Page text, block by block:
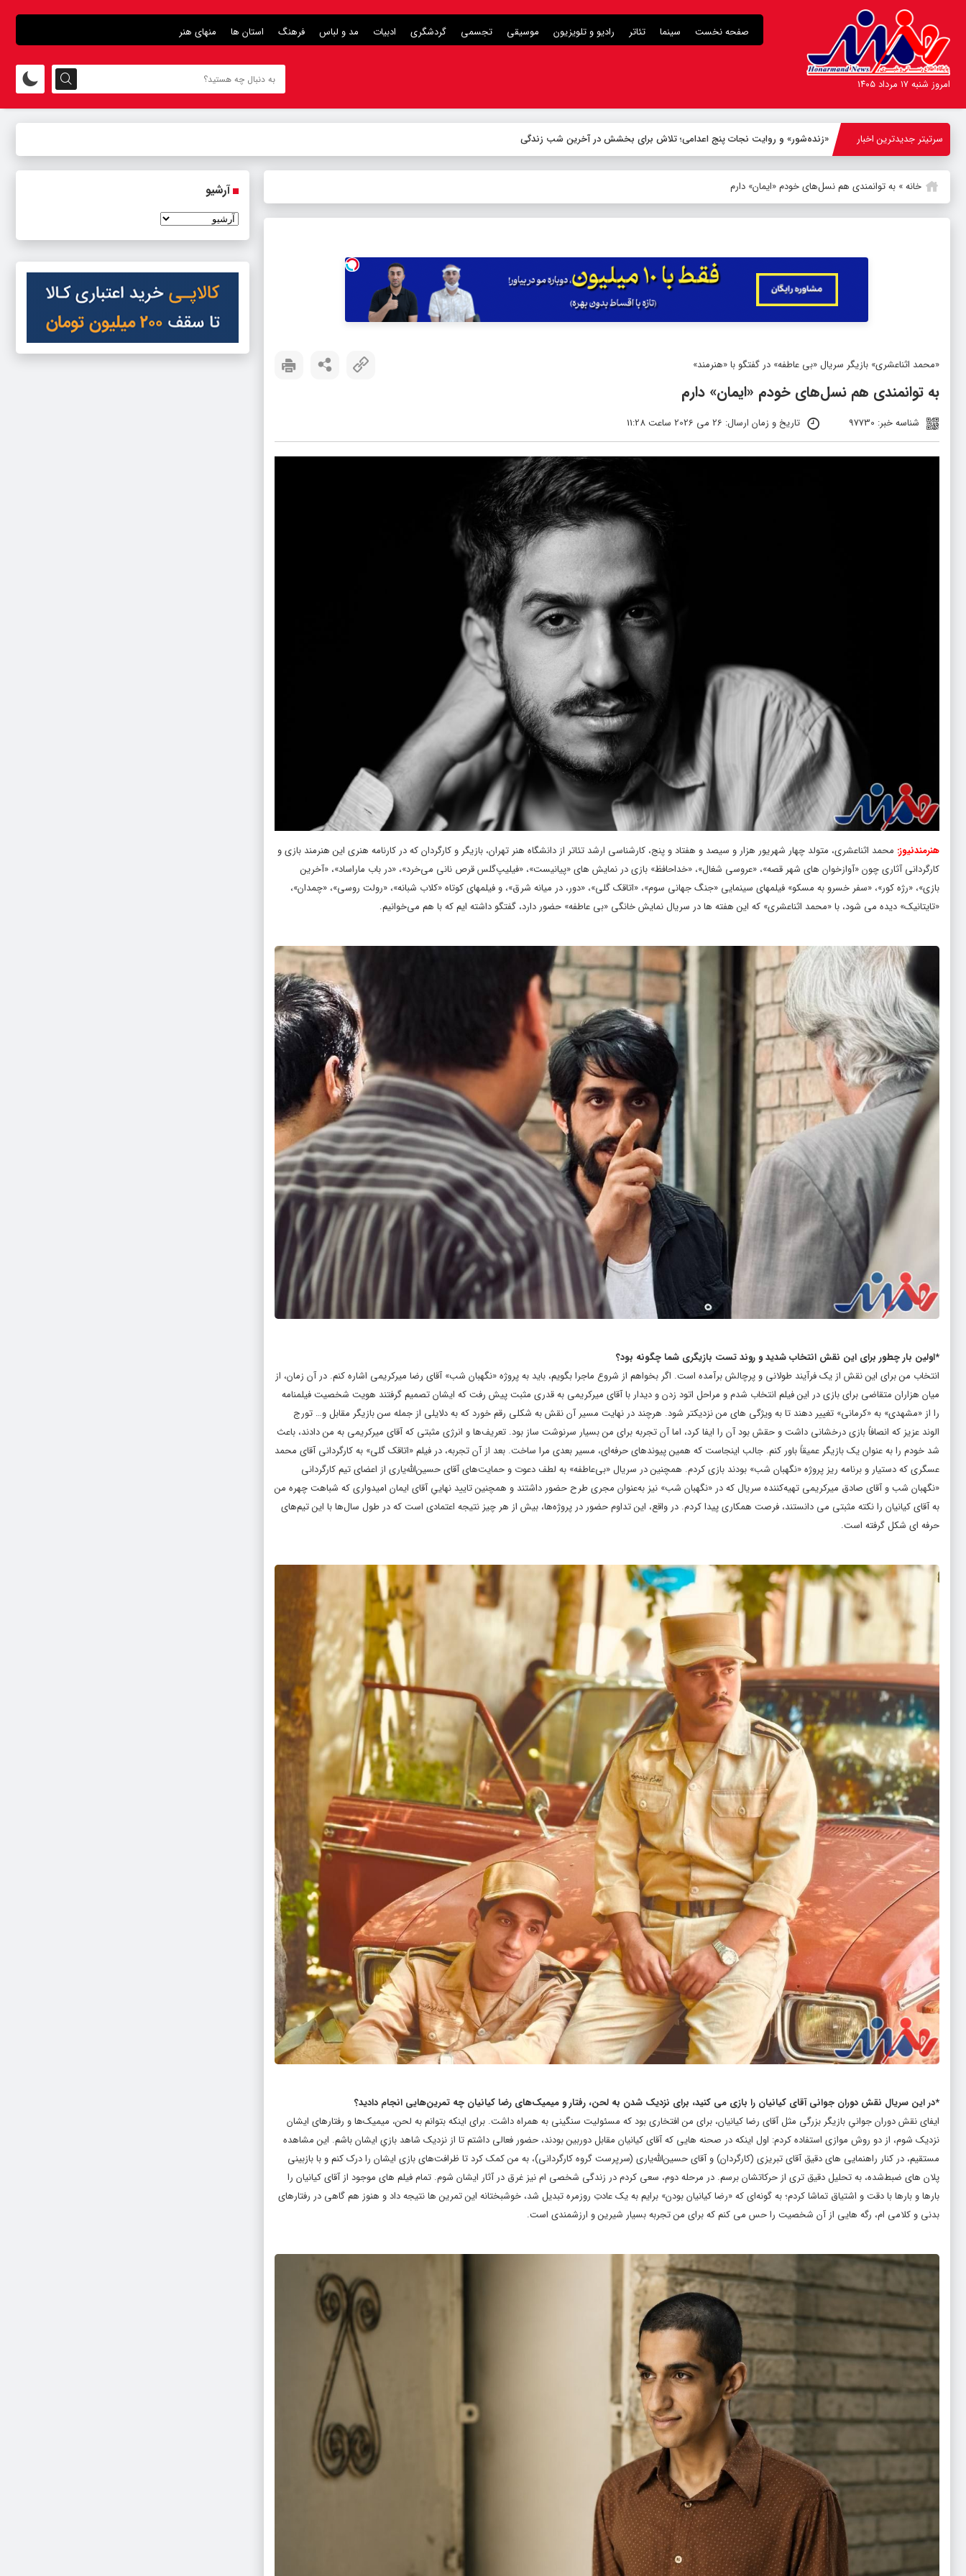
صفحه نخست سینما تئاتر رادیو و تلویزیون موسیقی تجسمی گردشگری ادبیات مد و لباس فرهنگ استان ها منهای هنر
امروز شنبه ۱۷ مرداد ۱۴۰۵
سرتیتر جدیدترین اخبار «زنده‌شور» و روایت نجات پنج اعدامی؛ تلاش برای بخشش در آخرین شب زندگی
خانه» به توانمندی هم‌ نسل‌های خودم «ایمان» دارم
«محمد اثناعشری» بازیگر سریال «بی عاطفه» در گفتگو با «هنرمند»
به توانمندی هم‌ نسل‌های خودم «ایمان» دارم
شناسه خبر: 97730 تاریخ و زمان ارسال: 26 می 2026 ساعت 11:28
هنرمندنیوز: محمد اثناعشری، متولد چهار شهریور هزار و سیصد و هفتاد و پنج، کارشناسی ارشد تئاتر از دانشگاه هنر تهران، بازیگر و کارگردان که در کارنامه هنری این هنرمند بازی و
کارگردانی آثاری چون «آوازخوان‌ های شهر قصه»، «عروسی شغال»، «خداحافظ» بازی در نمایش های «پیانیست»، «فیلیپ‌گلس قرص نانی می‌خرد»، «در باب ماراساد»، «آخرین
بازی»، «رژه کور»، «سفر خسرو به مسکو» فیلمهای سینمایی «جنگ جهانی سوم»، «اتاقک گلی»، «دور، در میانه‌ شرق»، و فیلمهای کوتاه «کلاب شبانه»، «رولت روسی»، «چمدان»،
«تایتانیک» دیده می شود، با «محمد اثناعشری» که این هفته ها در سریال نمایش خانگی «بی عاطفه» حضور دارد، گفتگو داشته ایم که با هم می‌خوانیم.
*اولین بار چطور برای این نقش انتخاب شدید و روند تست بازیگری‌ شما چگونه بود؟
انتخاب من برای این نقش‌ از یک فرآیند طولانی و پرچالش برآمده است. اگر بخواهم از شروع ماجرا بگویم، باید به پروژه «نگهبان شب» آقای رضا میرکریمی اشاره کنم. در آن زمان، از
میان هزاران متقاضی برای بازی در این فیلم انتخاب شدم و مراحل اتود زدن و دیدار با آقای میرکریمی به قدری مثبت پیش رفت که ایشان تصمیم گرفتند هویت شخصیت فیلمنامه
را از «مشهدی» به «کرمانی» تغییر دهند تا به ویژگی‌ های من نزدیکتر شود. هرچند در نهایت مسیر آن نقش به شکلی رقم خورد که به دلایلی از جمله سن بازیگر مقابل و… تورج
الوند عزیز که انصافاً بازی درخشانی داشت و حقش بود آن را ایفا کرد، اما آن تجربه برای من بسیار سرنوشت‌ ساز بود. تعریف‌ها و انرژی مثبتی که آقای میرکریمی به من دادند، باعث
شد خودم را به عنوان یک بازیگر عمیقاً باور کنم. جالب اینجاست که همین پیوندهای حرفه‌ای، مسیر بعدی مرا ساخت. بعد از آن تجربه، در فیلم «اتاقک گلی» به کارگردانی آقای محمد
عسگری که دستیار و برنامه‌ ریز پروژه‌ «نگهبان شب» بودند بازی کردم. همچنین در سریال «بی‌عاطفه» به لطف دعوت و حمایت‌های آقای حسین‌الله‌یاری از اعضای تیم کارگردانی
«نگهبان شب و آقای صادق میرکریمی تهیه‌کننده‌ سریال که در «نگهبان شب» نیز به‌عنوان مجری طرح حضور داشتند و همچنین تایید نهاییِ آقای ایمان امیدواری که شباهت چهره‌ من
به آقای کیانیان را نکته مثبتی می‌ دانستند، فرصت همکاری پیدا کردم. در واقع، این تداوم حضور در پروژه‌ها، بیش از هر چیز نتیجه‌ اعتمادی است که در طول سال‌ها با این تیم‌های
حرفه‌ ای شکل گرفته است.
*در این سریال نقش دوران جوانی آقای کیانیان را بازی می‌ کنید، برای نزدیک شدن به لحن، رفتار و میمیک‌های رضا کیانیان چه تمرین‌هایی انجام دادید؟
ایفای نقش دوران جوانیِ بازیگر بزرگی مثل آقای رضا کیانیان، برای من افتخاری بود که مسئولیت سنگینی به همراه داشت. برای اینکه بتوانم به لحن، میمیک‌ها و رفتارهای ایشان
نزدیک شوم، از دو روش موازی استفاده کردم: اول اینکه در صحنه‌ هایی که آقای کیانیان مقابل دوربین بودند، حضور فعالی داشتم تا از نزدیک شاهد بازیِ ایشان باشم. این مشاهده‌
مستقیم، در کنار راهنمایی‌ های دقیق آقای تبریزی (کارگردان) و آقای حسین‌الله‌یاری (سرپرست گروه کارگردانی)، به من کمک کرد تا ظرافت‌های بازی ایشان را درک کنم و با بازبینی
پلان‌ های ضبط‌شده، به تحلیل دقیق‌ تری از حرکاتشان برسم. در مرحله‌ دوم، سعی کردم در زندگی شخصی‌ ام نیز غرق در آثار ایشان شوم. تمام فیلم‌ های موجود از آقای کیانیان را
بارها و بارها با دقت و اشتیاق تماشا کردم؛ به‌ گونه‌ای که «رضا کیانیان بودن» برایم به یک عادتِ روزمره تبدیل شد، خوشبختانه این تمرین‌ ها نتیجه داد و هنوز هم گاهی در رفتارهای
بدنی و کلامی‌ ام، رگه‌ هایی از آن شخصیت را حس می‌ کنم که برای من تجربه‌ بسیار شیرین و ارزشمندی است.
آرشیو